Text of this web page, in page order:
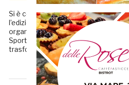
Si è conclusa con entusiasmo e
l’edizione 2026 del Camp
organizzato dall’Aps Sordapicena
Sportiva e Aps Coda Italia che per
trasformato San Benedetto del […]